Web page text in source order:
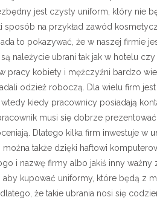
jest czysty uniform, który nie
sposób na przykład zawód
to pokazywać, że w naszej firmie
należycie ubrani tak jak w hotelu
pracy kobiety i mężczyźni bardzo
odzież roboczą.
Dla wielu firm
kiedy pracownicy posiadają
musi się dobrze
Dlatego kilka firm inwestuje w
można także dzięki haftowi
i nazwę firmy albo jakiś inny ważny
aby kupować uniformy, które będą z
że takie ubrania nosi się